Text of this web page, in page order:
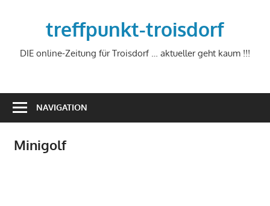
treffpunkt-troisdorf
DIE online-Zeitung für Troisdorf … aktueller geht kaum !!!
NAVIGATION
Minigolf